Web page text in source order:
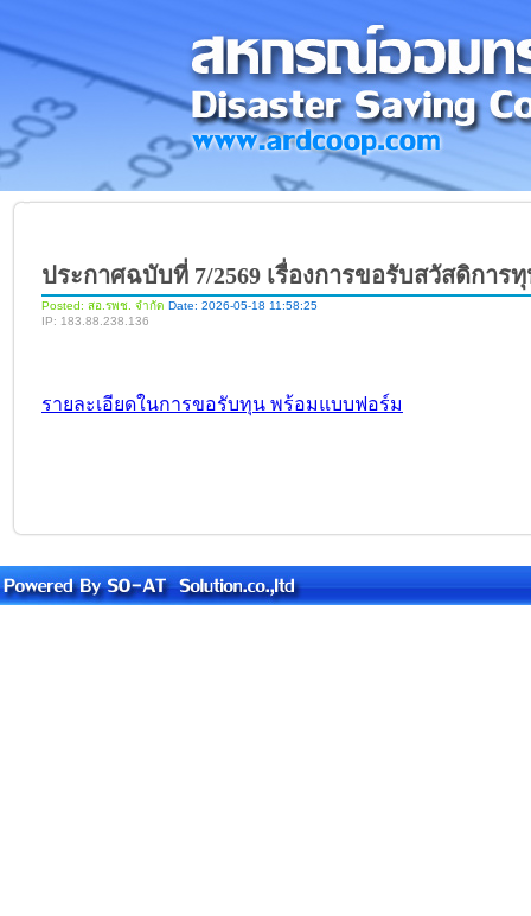
ประกาศฉบับที่ 7/2569 เรื่องการขอรับสวัสดิกา
Posted: สอ.รพช. จำกัด Date: 2026-05-18 11:58:25
IP: 183.88.238.136
รายละเอียดในการขอรับทุน พร้อมแบบฟอร์ม